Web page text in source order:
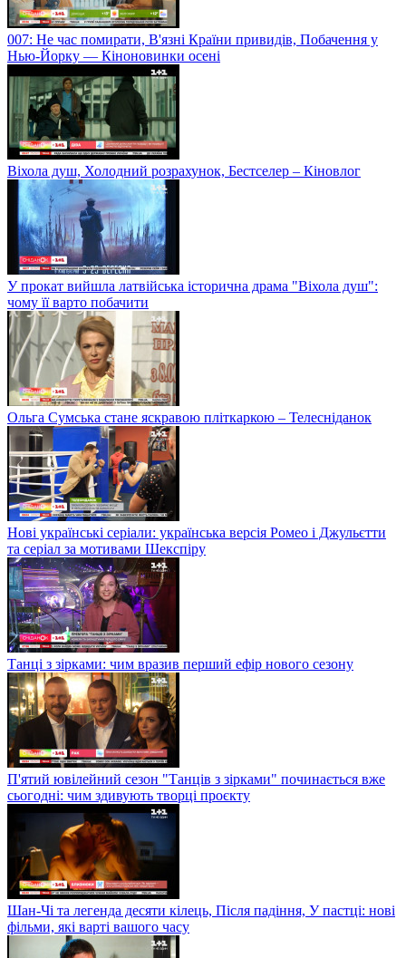
007: Не час помирати, В'язні Країни привидів, Побачення у
Нью-Йорку — Кіноновинки осені
Віхола душ, Холодний розрахунок, Бестселер – Кіновлог
У прокат вийшла латвійська історична драма "Віхола душ":
чому її варто побачити
Ольга Сумська стане яскравою пліткаркою – Телесніданок
Нові українські серіали: українська версія Ромео і Джульєтти
та серіал за мотивами Шекспіру
Танці з зірками: чим вразив перший ефір нового сезону
П'ятий ювілейний сезон "Танців з зірками" починається вже
сьогодні: чим здивують творці проєкту
Шан-Чі та легенда десяти кілець, Після падіння, У пастці: нові
фільми, які варті вашого часу